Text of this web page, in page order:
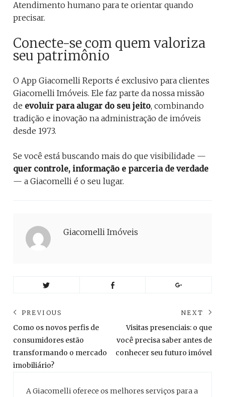
Atendimento humano para te orientar quando
precisar.
Conecte-se com quem valoriza
seu patrimônio
O App Giacomelli Reports é exclusivo para clientes
Giacomelli Imóveis. Ele faz parte da nossa missão
de evoluir para alugar do seu jeito, combinando
tradição e inovação na administração de imóveis
desde 1973.
Se você está buscando mais do que visibilidade —
quer controle, informação e parceria de verdade
— a Giacomelli é o seu lugar.
Giacomelli Imóveis
Navegação
de
Post
PREVIOUS
Previous
Como os novos perfis de
consumidores estão
transformando o mercado
imobiliário?
NEXT
Visitas presenciais: o que
você precisa saber antes de
conhecer seu futuro imóvel
A Giacomelli oferece os melhores serviços para a